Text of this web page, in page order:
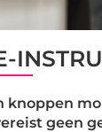
knoppen
geen